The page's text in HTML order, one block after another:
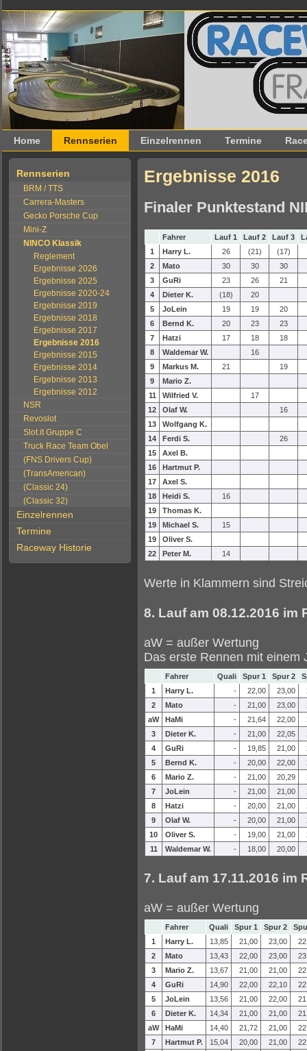
Home Rennserien Einzelrennen Termine
Rennserien
BRM / TTS
Carrera-Masters
Gecko Porsche Cup
Mini-Z
NINCO Klassik
Reglement
Ergebnisse 2026
Ergebnisse 2025
Ergebnisse 2020-24
Ergebnisse 2019
Ergebnisse 2018
Ergebnisse 2017
Ergebnisse 2016
Ergebnisse 2015
Ergebnisse 2014
Ergebnisse 2013
Ergebnisse 2012
NSR
Revoslot
Slot.it Gruppe C
Truck Race Team Obel
(FNS Drivers Cup)
(TransAmerican)
(Classic 24)
(Classic 32)
Einzelrennen
Termine
Raceway Historie
Ergebnisse 2016
Finaler Punktestand
Fahrer Lauf 1 Lauf 2 Lauf 3
1
Harry L. 26 (21)
(17)
2
Mato 30 30
30
3
GuRi 23 26
21
4
Dieter K. (18)
20
5
JoLein 19 19
20
6
Bernd K. 20 23
23
7
Hatzi 17 18
18
8
Waldemar W.
16
9
Markus M. 21
19
9
Mario Z.
11
Wilfried V.
17
12
Olaf W.
16
13
Wolfgang K.
14
Ferdi S.
26
15
Axel B.
16
Hartmut P.
17
Axel S.
18
Heidi S.
16
19
Thomas K.
19
Michael S.
15
19
Oliver S.
22
Peter M. 14
Werte in Klammern sind
8. Lauf am 08.12.2016 im
aW = außer Wertung
Das erste Rennen mit einem
Fahrer Quali Spur 1 Spur 2
1
Harry L. - 22,00 23,00
2
Mato - 21,00 23,00
aW
HaMi - 21,64 22,00
3
Dieter K. - 21,00 22,05
4
GuRi - 19,85 21,00
5
Bernd K. - 20,00 22,00
6
Mario Z. - 21,00 20,29
7
JoLein - 21,00 21,00
8
Hatzi - 20,00 21,00
9
Olaf W. - 20,00 21,00
10
Oliver S. - 19,00 21,00
11
Waldemar W. - 18,00 20,00
7. Lauf am 17.11.2016 im
aW = außer Wertung
Fahrer Quali Spur 1 Spur 2
1
Harry L. 13,85 21,00 23,00
2
Mato 13,43 22,00 23,00
3
Mario Z. 13,67 21,00 21,00
4
GuRi 14,90 22,00 22,10
5
JoLein 13,56 21,00 22,00
6
Dieter K. 14,34 21,00 21,00
aW
HaMi 14,40 21,72 21,00
7
Hartmut P. 15,04 20,00 21,00